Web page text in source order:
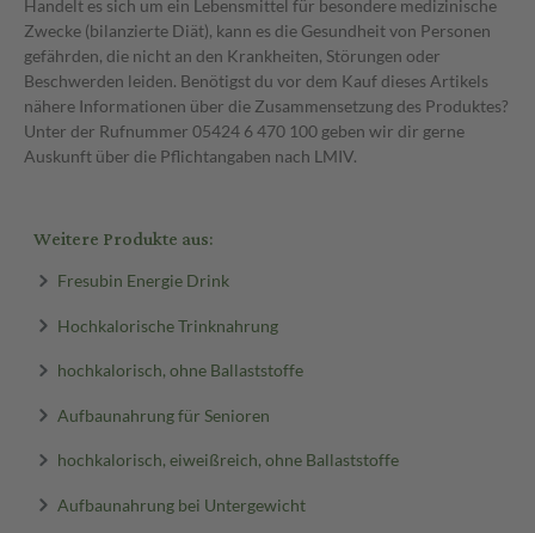
Handelt es sich um ein Lebensmittel für besondere medizinische
Zwecke (bilanzierte Diät), kann es die Gesundheit von Personen
gefährden, die nicht an den Krankheiten, Störungen oder
Beschwerden leiden. Benötigst du vor dem Kauf dieses Artikels
nähere Informationen über die Zusammensetzung des Produktes?
Unter der Rufnummer 05424 6 470 100 geben wir dir gerne
Auskunft über die Pflichtangaben nach LMIV.
Weitere Produkte aus:
Fresubin Energie Drink
Hochkalorische Trinknahrung
hochkalorisch, ohne Ballaststoffe
Aufbaunahrung für Senioren
hochkalorisch, eiweißreich, ohne Ballaststoffe
Aufbaunahrung bei Untergewicht